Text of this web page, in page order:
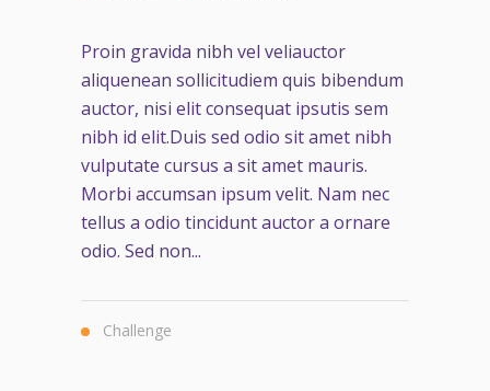
Proin gravida nibh vel veliauctor
aliquenean sollicitudiem quis bibendum
auctor, nisi elit consequat ipsutis sem
nibh id elit.Duis sed odio sit amet nibh
vulputate cursus a sit amet mauris.
Morbi accumsan ipsum velit. Nam nec
tellus a odio tincidunt auctor a ornare
odio. Sed non...
Challenge